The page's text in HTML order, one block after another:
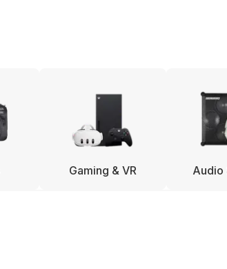
Gaming & VR Audio